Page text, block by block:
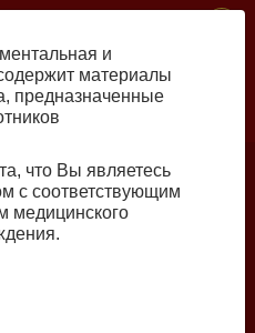
языковых моделей
и
материалы
предназначенные
что Вы являетесь
с соответствующим
медицинского